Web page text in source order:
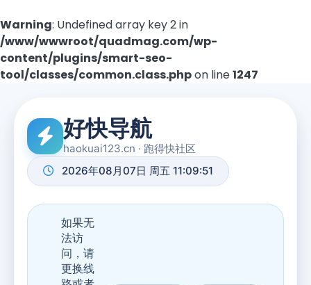
Warning: Undefined array key 2 in
/www/wwwroot/quadmag.com/wp-
content/plugins/smart-seo-
tool/classes/common.class.phpon line1247